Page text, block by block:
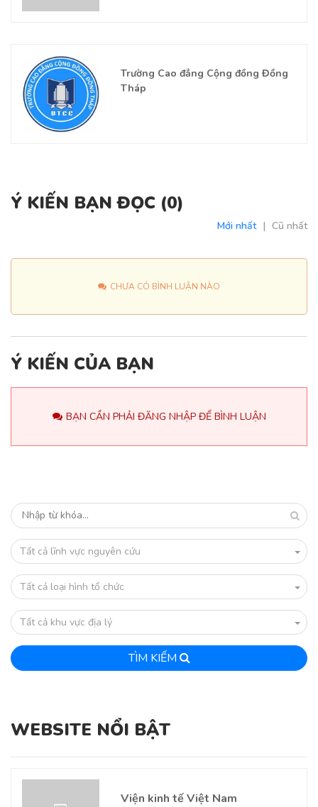
Trường Cao đẳng Cộng đồng Đồng
Tháp
Ý KIẾN BẠN ĐỌC (0)
Mới nhất | Cũ nhất
CHƯA CÓ BÌNH LUẬN NÀO
Ý KIẾN CỦA BẠN
BẠN CẦN PHẢI ĐĂNG NHẬP ĐỂ BÌNH LUẬN
Tất cả lĩnh vực nguyên cứu
Tất cả loại hình tổ chức
Tất cả khu vực địa lý
TÌM KIẾM
WEBSITE NỔI BẬT
Viện kinh tế Việt Nam